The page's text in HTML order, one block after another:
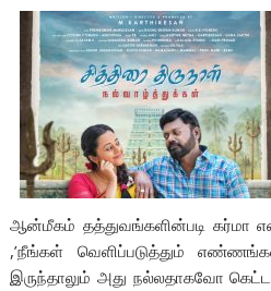
ஆன்மீகம் தத்துவங்களின்படி கர்மா
,’நீங்கள் வெளிப்படுத்தும்
இருந்தாலும் அது நல்லதாகவோ